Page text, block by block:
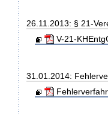
26.11.2013: § 21-
V-21-
31.01.2014: